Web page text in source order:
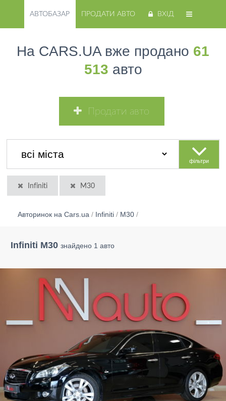
АВТОБАЗАР ПРОДАТИ АВТО ВХІД
На CARS.UA вже продано 61
513 авто
Продати авто
фільтри
Infiniti M30
Авторинок на Cars.ua / Infiniti / M30 /
Infiniti M30 знайдено 1 авто